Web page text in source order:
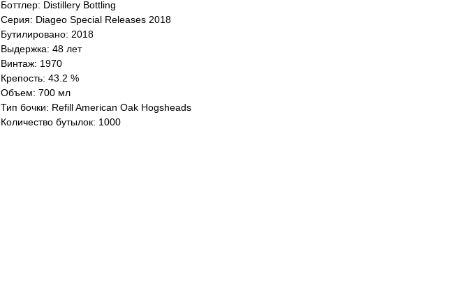
Боттлер: Distillery Bottling
Серия: Diageo Special Releases 2018
Бутилировано: 2018
Выдержка: 48 лет
Винтаж: 1970
Крепость: 43.2 %
Объем: 700 мл
Тип бочки: Refill American Oak Hogsheads
Количество бутылок: 1000